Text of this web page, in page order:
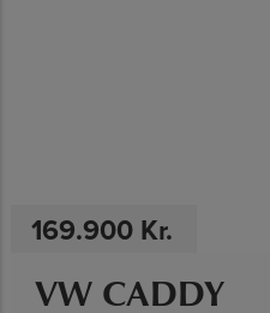
169.900 Kr.
VW CADDY